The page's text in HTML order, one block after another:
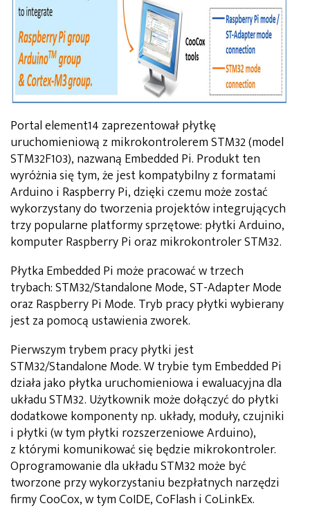
Portal element14 zaprezentował płytkę
uruchomieniową z mikrokontrolerem STM32 (model
STM32F103), nazwaną Embedded Pi. Produkt ten
wyróżnia się tym, że jest kompatybilny z formatami
Arduino i Raspberry Pi, dzięki czemu może zostać
wykorzystany do tworzenia projektów integrujących
trzy popularne platformy sprzętowe: płytki Arduino,
komputer Raspberry Pi oraz mikrokontroler STM32.
Płytka Embedded Pi może pracować w trzech
trybach: STM32/Standalone Mode, ST-Adapter Mode
oraz Raspberry Pi Mode. Tryb pracy płytki wybierany
jest za pomocą ustawienia zworek.
Pierwszym trybem pracy płytki jest
STM32/Standalone Mode. W trybie tym Embedded Pi
działa jako płytka uruchomieniowa i ewaluacyjna dla
układu STM32. Użytkownik może dołączyć do płytki
dodatkowe komponenty np. układy, moduły, czujniki
i płytki (w tym płytki rozszerzeniowe Arduino),
z którymi komunikować się będzie mikrokontroler.
Oprogramowanie dla układu STM32 może być
tworzone przy wykorzystaniu bezpłatnych narzędzi
firmy CooCox, w tym CoIDE, CoFlash i CoLinkEx.